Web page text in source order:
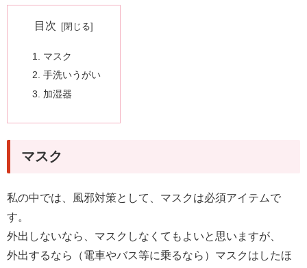
目次
マスク
手洗いうがい
加湿器
マスク
私の中では、風邪対策として、マスクは必須アイテムで
す。
外出しないなら、マスクしなくてもよいと思いますが、
外出するなら（電車やバス等に乗るなら）マスクはしたほ